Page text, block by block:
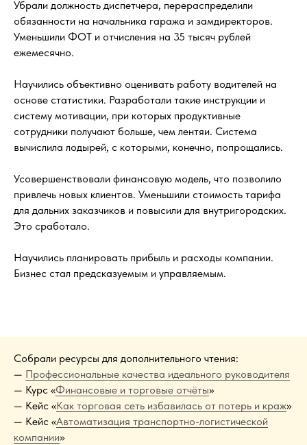
Убрали должность диспетчера, перераспределили
обязанности на начальника гаража и замдиректоров.
Уменьшили ФОТ и отчисления на 35 тысяч рублей
ежемесячно.
Научились объективно оценивать работу водителей на
основе статистики. Разработали такие инструкции и
систему мотивации, при которых продуктивные
сотрудники получают больше, чем лентяи. Система
вычислила лодырей, с которыми, конечно, попрощались.
Усовершенствовали финансовую модель, что позволило
привлечь новых клиентов. Уменьшили стоимость тарифа
для дальних заказчиков и повысили для внутригородских.
Это сработало.
Научились планировать прибыль и расходы компании.
Бизнес стал предсказуемым и управляемым.
Собрали ресурсы для дополнительного чтения:
— Профессиональные качества идеального руководителя
— Курс «Финансовые и торговые отчёты»
— Кейс «Как торговая сеть избавилась от потерь и краж»
— Кейс «Автоматизация транспортно-логистической
компании»